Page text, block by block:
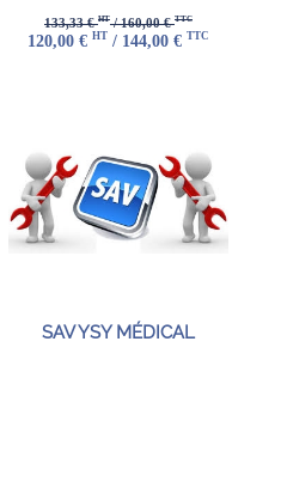
133,33 €HT/ 160,00 €TTC
120,00 € HT / 144,00 € TTC
SAV YSY MÉDICAL